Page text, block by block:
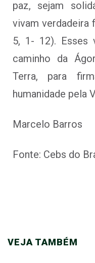
paz, sejam
vivam verdadeira
5, 1- 12). Esses
caminho da
Terra, para
humanidade pela
Marcelo Barros
Fonte: Cebs do
VEJA TAMBÉM